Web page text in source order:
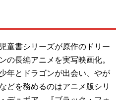
童書シリーズが原作のドリー
の長編アニメを実写映画化。
年とドラゴンが出会い、やが
どを務めるのはアニメ版シリ